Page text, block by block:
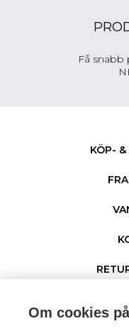
Få snabb
KÖP- &
Om cookies